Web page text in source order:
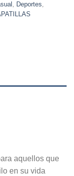
, Deportes,
aquellos que
en su vida